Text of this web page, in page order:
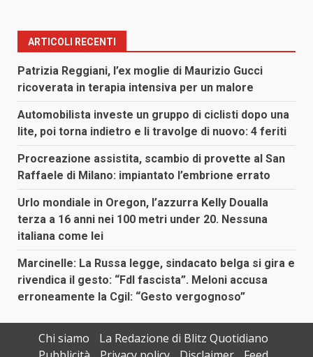
ARTICOLI RECENTI
Patrizia Reggiani, l’ex moglie di Maurizio Gucci
ricoverata in terapia intensiva per un malore
Automobilista investe un gruppo di ciclisti dopo una
lite, poi torna indietro e li travolge di nuovo: 4 feriti
Procreazione assistita, scambio di provette al San
Raffaele di Milano: impiantato l’embrione errato
Urlo mondiale in Oregon, l’azzurra Kelly Doualla
terza a 16 anni nei 100 metri under 20. Nessuna
italiana come lei
Marcinelle: La Russa legge, sindacato belga si gira e
rivendica il gesto: “FdI fascista”. Meloni accusa
erroneamente la Cgil: “Gesto vergognoso”
Chi siamo
La Redazione di Blitz Quotidiano